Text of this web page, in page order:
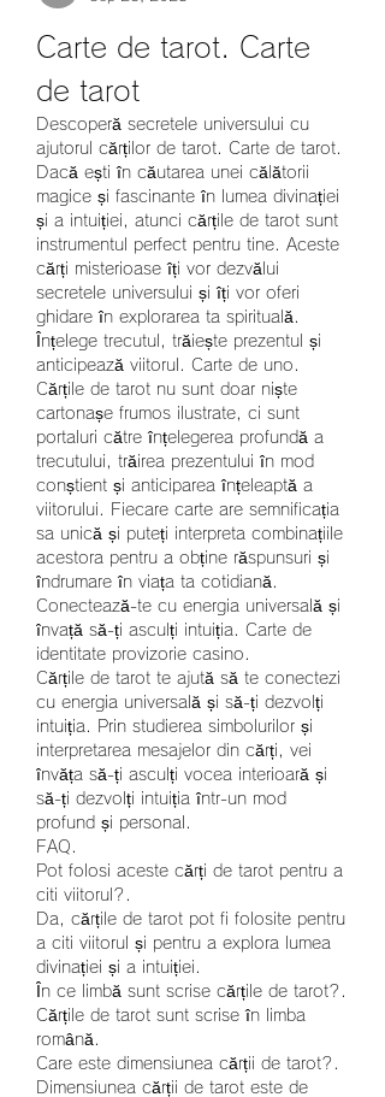
Carte de tarot. Carte
de tarot
Descoperă secretele universului cu
ajutorul cărților de tarot. Carte de tarot.
Dacă ești în căutarea unei călătorii
magice și fascinante în lumea divinației
și a intuiției, atunci cărțile de tarot sunt
instrumentul perfect pentru tine. Aceste
cărți misterioase îți vor dezvălui
secretele universului și îți vor oferi
ghidare în explorarea ta spirituală.
Înțelege trecutul, trăiește prezentul și
anticipează viitorul. Carte de uno.
Cărțile de tarot nu sunt doar niște
cartonașe frumos ilustrate, ci sunt
portaluri către înțelegerea profundă a
trecutului, trăirea prezentului în mod
conștient și anticiparea înțeleaptă a
viitorului. Fiecare carte are semnificația
sa unică și puteți interpreta combinațiile
acestora pentru a obține răspunsuri și
îndrumare în viața ta cotidiană.
Conectează-te cu energia universală și
învață să-ți asculți intuiția. Carte de
identitate provizorie casino.
Cărțile de tarot te ajută să te conectezi
cu energia universală și să-ți dezvolți
intuiția. Prin studierea simbolurilor și
interpretarea mesajelor din cărți, vei
învăța să-ți asculți vocea interioară și
să-ți dezvolți intuiția într-un mod
profund și personal.
FAQ.
Pot folosi aceste cărți de tarot pentru a
citi viitorul?.
Da, cărțile de tarot pot fi folosite pentru
a citi viitorul și pentru a explora lumea
divinației și a intuiției.
În ce limbă sunt scrise cărțile de tarot?.
Cărțile de tarot sunt scrise în limba
română.
Care este dimensiunea cărții de tarot?.
Dimensiunea cărții de tarot este de